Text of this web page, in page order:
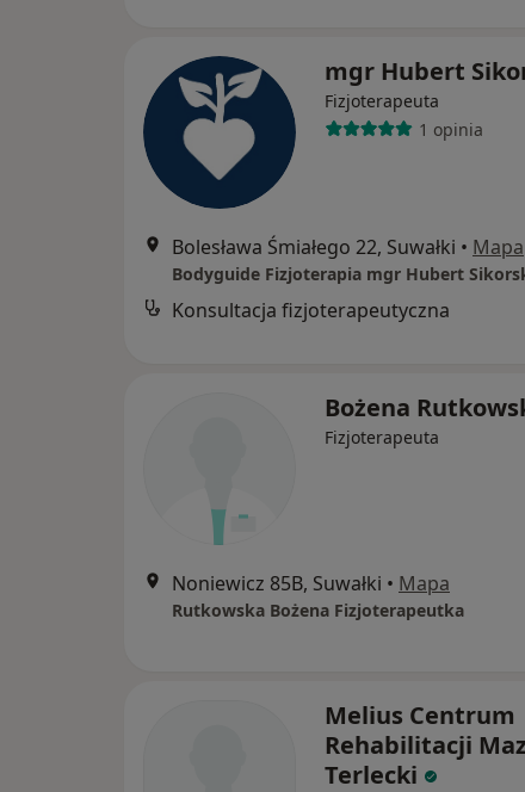
mgr Hubert
Fizjoterapeuta
1 opinia
Bolesława Śmiałego 22, Suwałki • Mapa
Bodyguide Fizjoterapia mgr Hubert
Konsultacja fizjoterapeutyczna
Bożena
Fizjoterapeuta
Noniewicz 85B, Suwałki • Mapa
Rutkowska Bożena Fizjoterapeutka
Melius Centrum
Rehabilitacji
Terlecki